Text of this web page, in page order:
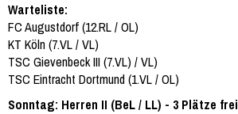
Warteliste:
FC Augustdorf (12.RL / OL)
KT Köln (7.VL / VL)
TSC Gievenbeck III (7.VL) / VL)
TSC Eintracht Dortmund (1.VL / OL)
Sonntag: Herren II (BeL / LL) - 3 Plätze frei